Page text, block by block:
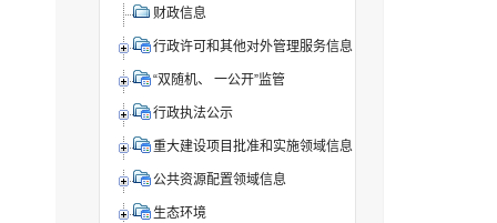
财政信息
行政许可和其他对外管理服务信息
“双随机、 一公开”监管
行政执法公示
重大建设项目批准和实施领域信息
公共资源配置领域信息
生态环境